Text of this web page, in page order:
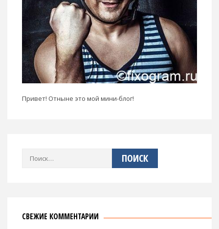
Привет! Отныне это мой мини-блог!
Найти:
СВЕЖИЕ КОММЕНТАРИИ